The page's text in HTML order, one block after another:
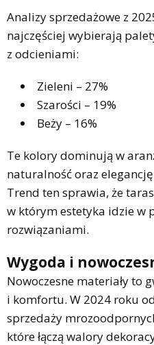
Analizy sprzedażowe z
najczęściej wybierają
z odcieniami:
Zieleni – 27%
Szarości – 19%
Beży – 16%
Te kolory dominują w
naturalność oraz
Trend ten sprawia, że
w którym estetyka idzie w
rozwiązaniami.
Wygoda i
Nowoczesne materiały to
i komfortu. W 2024 roku
sprzedaży
które łączą walory